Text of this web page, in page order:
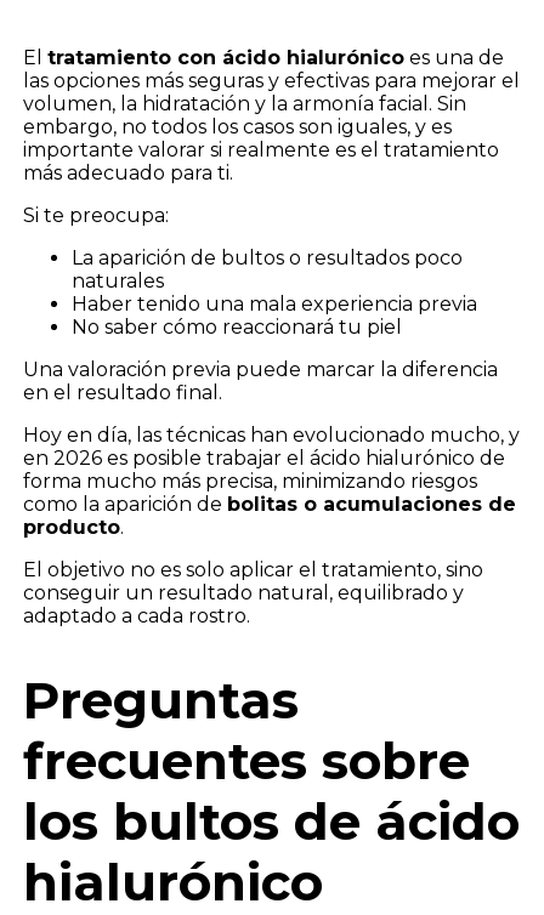
El tratamiento con ácido hialurónicoes una de
las opciones más seguras y efectivas para mejorar el
volumen, la hidratación y la armonía facial. Sin
embargo, no todos los casos son iguales, y es
importante valorar si realmente es el tratamiento
más adecuado para ti.
Si te preocupa:
La aparición de bultos o resultados poco
naturales
Haber tenido una mala experiencia previa
No saber cómo reaccionará tu piel
Una valoración previa puede marcar la diferencia
en el resultado final.
Hoy en día, las técnicas han evolucionado mucho, y
en 2026 es posible trabajar el ácido hialurónico de
forma mucho más precisa, minimizando riesgos
como la aparición de bolitas o acumulaciones de
producto.
El objetivo no es solo aplicar el tratamiento, sino
conseguir un resultado natural, equilibrado y
adaptado a cada rostro.
Preguntas
frecuentes sobre
los bultos de ácido
hialurónico